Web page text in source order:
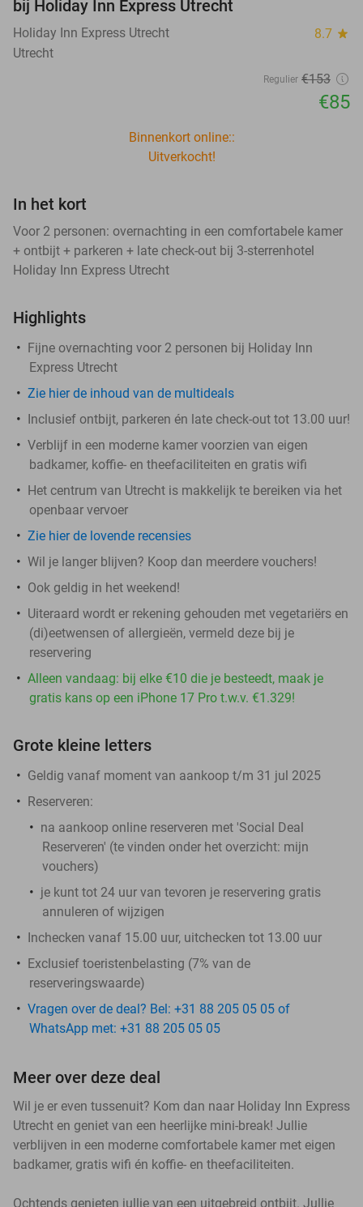
bij Holiday Inn Express Utrecht
Holiday Inn Express Utrecht 8.7 star
Utrecht
Regulier €153
€85
Binnenkort online::
Uitverkocht!
In het kort
Voor 2 personen: overnachting in een comfortabele kamer
+ ontbijt + parkeren + late check-out bij 3-sterrenhotel
Holiday Inn Express Utrecht
Highlights
Fijne overnachting voor 2 personen bij Holiday Inn
Express Utrecht
Zie hier de inhoud van de multideals
Inclusief ontbijt, parkeren én late check-out tot 13.00 uur!
Verblijf in een moderne kamer voorzien van eigen
badkamer, koffie- en theefaciliteiten en gratis wifi
Het centrum van Utrecht is makkelijk te bereiken via het
openbaar vervoer
Zie hier de lovende recensies
Wil je langer blijven? Koop dan meerdere vouchers!
Ook geldig in het weekend!
Uiteraard wordt er rekening gehouden met vegetariërs en
(di)eetwensen of allergieën, vermeld deze bij je
reservering
Alleen vandaag: bij elke €10 die je besteedt, maak je
gratis kans op een iPhone 17 Pro t.w.v. €1.329!
Grote kleine letters
Geldig vanaf moment van aankoop t/m 31 jul 2025
Reserveren:
na aankoop online reserveren met 'Social Deal
Reserveren' (te vinden onder het overzicht: mijn
vouchers)
je kunt tot 24 uur van tevoren je reservering gratis
annuleren of wijzigen
Inchecken vanaf 15.00 uur, uitchecken tot 13.00 uur
Exclusief toeristenbelasting (7% van de
reserveringswaarde)
Vragen over de deal? Bel: +31 88 205 05 05 of
WhatsApp met: +31 88 205 05 05
Meer over deze deal
Wil je er even tussenuit? Kom dan naar Holiday Inn Express
Utrecht en geniet van een heerlijke mini-break! Jullie
verblijven in een moderne comfortabele kamer met eigen
badkamer, gratis wifi én koffie- en theefaciliteiten.
Ochtends genieten jullie van een uitgebreid ontbijt. Jullie